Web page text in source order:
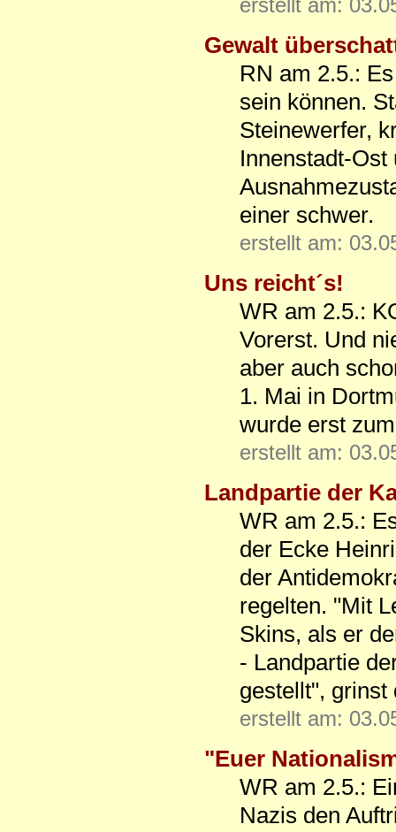
erstellt am:
Gewalt
RN am 2.5.:
sein können.
Steinewerfer,
Innenstadt-
einer schwer.
erstellt am:
Uns reicht´s!
WR am 2.5.:
Vorerst. Und
aber auch
1. Mai in
wurde erst
erstellt am:
Landpartie der
WR am 2.5.:
der Ecke
der
regelten. "Mit
Skins, als er
- Landpartie
gestellt", grinst
erstellt am:
"Euer
WR am 2.5.:
Nazis den